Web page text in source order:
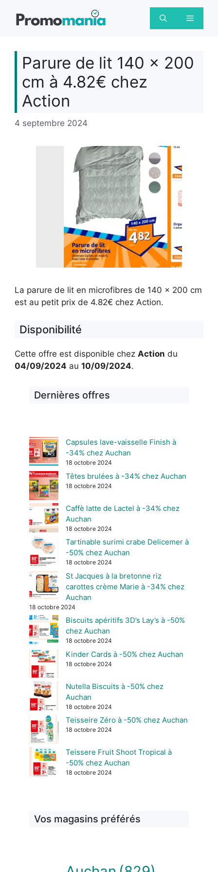
Menu
Parure de lit 140 x 200
cm à 4.82€ chez
Action
4 septembre 2024
La parure de lit en microfibres de 140 x 200 cm
est au petit prix de 4.82€ chez Action.
Disponibilité
Cette offre est disponible chez Action du
04/09/2024 au 10/09/2024.
Dernières offres
Capsules lave-vaisselle Finish à
-34% chez Auchan
18 octobre 2024
Têtes brulées à -34% chez Auchan
18 octobre 2024
Caffè latte de Lactel à -34% chez
Auchan
18 octobre 2024
Tartinable surimi crabe Delicemer à
-50% chez Auchan
18 octobre 2024
St Jacques à la bretonne riz
carottes crème Marie à -34% chez
Auchan
18 octobre 2024
Biscuits apéritifs 3D’s Lay’s à -50%
chez Auchan
18 octobre 2024
Kinder Cards à -50% chez Auchan
18 octobre 2024
Nutella Biscuits à -50% chez
Auchan
18 octobre 2024
Teisseire Zéro à -50% chez Auchan
18 octobre 2024
Teissere Fruit Shoot Tropical à
-50% chez Auchan
18 octobre 2024
Vos magasins préférés